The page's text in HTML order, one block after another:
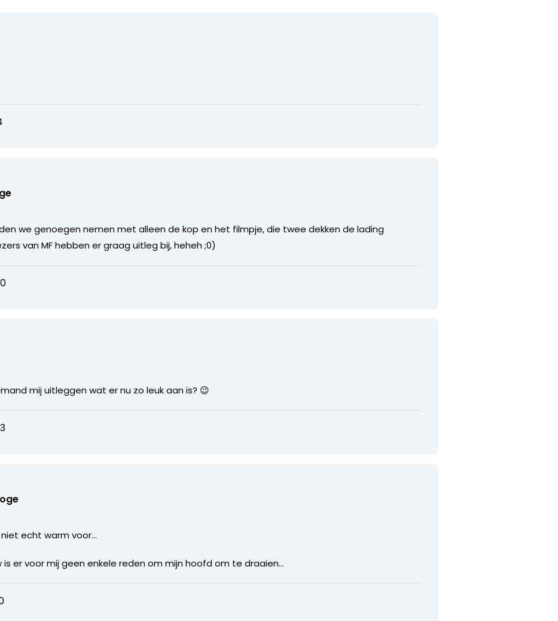
we genoegen nemen met alleen de kop en het filmpje, die twee dekken de lading
van MF hebben er graag uitleg bij, heheh ;0)
mij uitleggen wat er nu zo leuk aan is? 😉
echt warm voor…
er voor mij geen enkele reden om mijn hoofd om te draaien…